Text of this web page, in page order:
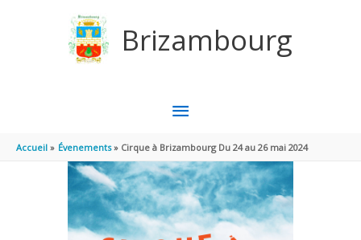
Brizambourg
MENU
PRINCIPAL
Accueil Évenements Cirque à Brizambourg Du 24 au 26 mai 2024